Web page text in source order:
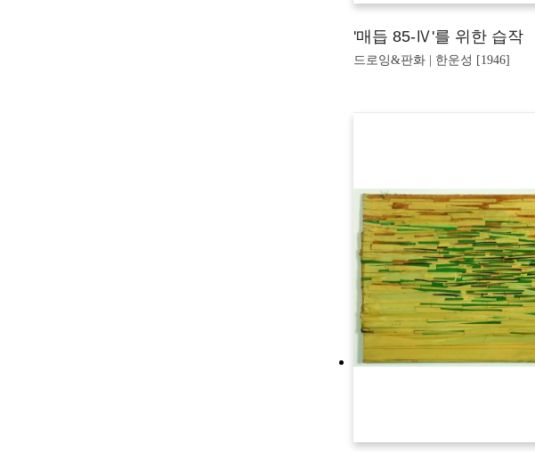
'매듭 85-Ⅳ'를 위한 습작
드로잉&판화 | 한운성 [1946]